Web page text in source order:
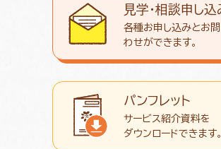
パンフレット
サービス紹介資料を
ダウンロードできます。
見学・相談申し込
各種お申し込みとお
わせができます。